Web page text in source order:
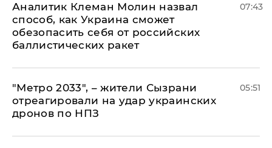
Аналитик Клеман Молин назвал
способ, как Украина сможет
обезопасить себя от российских
баллистических ракет
07:43
"Метро 2033", – жители Сызрани
отреагировали на удар украинских
дронов по НПЗ
05:51